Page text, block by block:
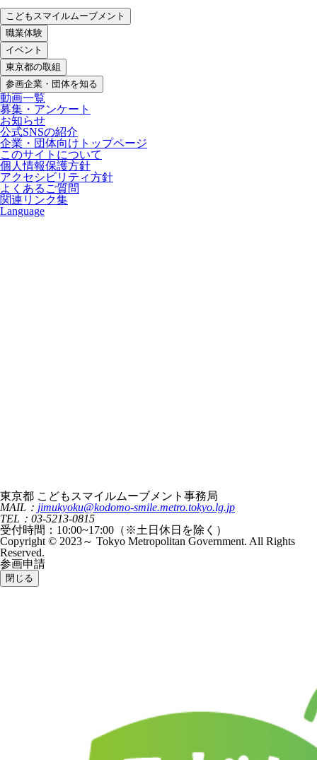
こどもスマイルムーブメント
職業体験
イベント
東京都の取組
参画企業・団体を知る
動画一覧
募集・アンケート
お知らせ
公式SNSの紹介
企業・団体向けトップページ
このサイトについて
個人情報保護方針
アクセシビリティ方針
よくあるご質問
関連リンク集
Language
東京都 こどもスマイルムーブメント事務局
MAIL： jimukyoku@kodomo-smile.metro.tokyo.lg.jp
TEL：03-5213-0815
受付時間：10:00~17:00（※土日休日を除く）
Copyright © 2023～ Tokyo Metropolitan Government. All Rights
Reserved.
参画申請
閉じる